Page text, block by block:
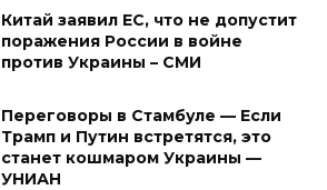
Китай заявил ЕС, что не допустит
поражения России в войне
против Украины – СМИ
Переговоры в Стамбуле — Если
Трамп и Путин встретятся, это
станет кошмаром Украины —
УНИАН